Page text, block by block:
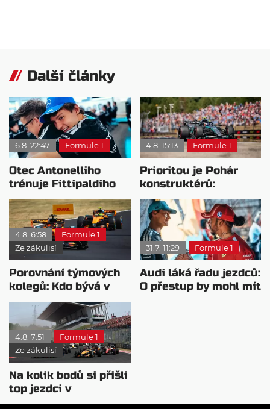
Další články
6.8. 22:47 Formule 1
Otec Antonelliho
trénuje Fittipaldiho
syna: Brazilec
vychvaluje lídra
4.8. 15:13 Formule 1
Prioritou je Pohár
konstruktérů:
Mercedesu je jedno,
kdo zvítězí
4.8. 6:58
Formule 1
Ze zákulisí
Porovnání týmových
kolegů: Kdo bývá v
sobotu nejrychlejší?
31.7. 11:29 Formule 1
Audi láká řadu jezdců:
O přestup by mohl mít
4.8. 7:51
Formule 1
Ze zákulisí
Na kolik bodů si přišli
top jezdci v
posledních 4